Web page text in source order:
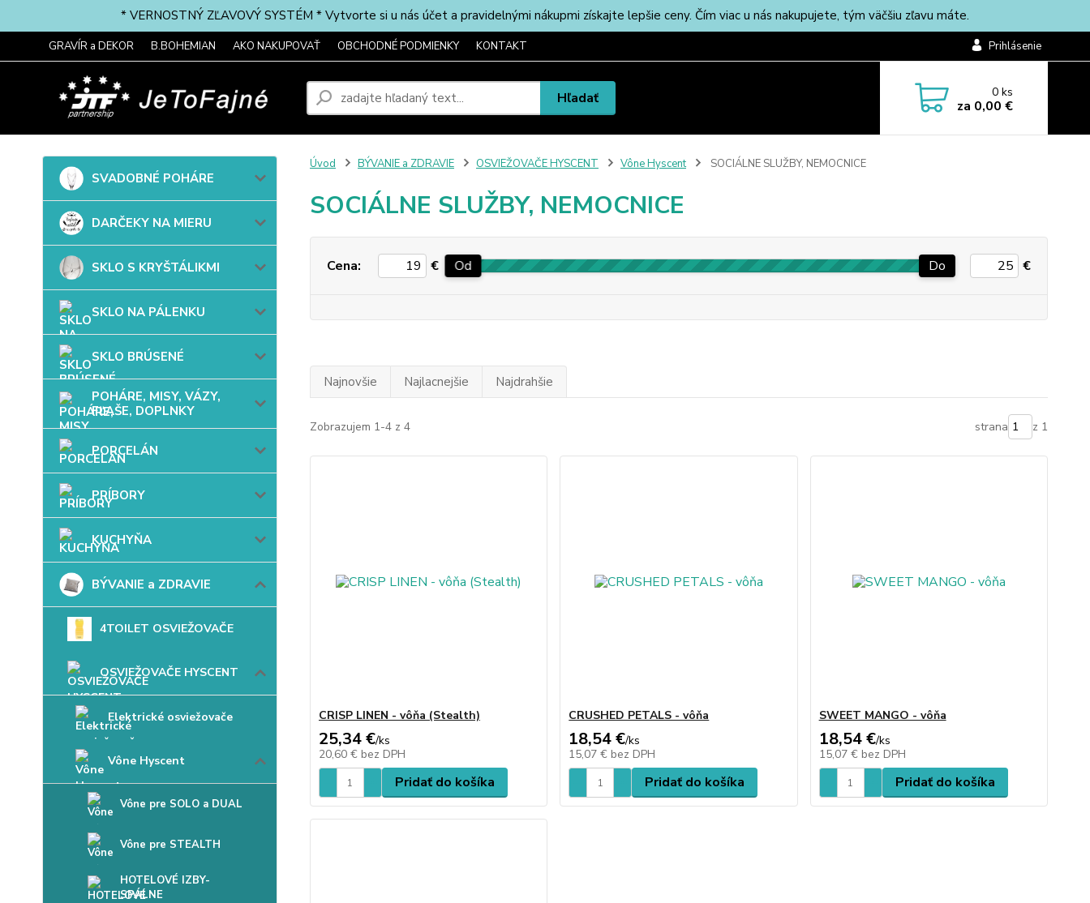
* VERNOSTNÝ ZĽAVOVÝ SYSTÉM * Vytvorte si u nás účet a pravidelnými nákupmi získajte lepšie ceny. Čím viac u nás nakupujete, tým väčšiu zľavu máte.
GRAVÍR a DEKOR B.BOHEMIAN AKO NAKUPOVAŤ OBCHODNÉ PODMIENKY KONTAKT Prihlásenie
Hľadať 0ks
za 0,00 €
SVADOBNÉ POHÁRE
DARČEKY NA MIERU
SKLO S KRYŠTÁLIKMI
SKLO NA PÁLENKU
SKLO BRÚSENÉ
POHÁRE, MISY, VÁZY,
FĽAŠE, DOPLNKY
PORCELÁN
PRÍBORY
KUCHYŇA
BÝVANIE a ZDRAVIE
4TOILET OSVIEŽOVAČE
OSVIEŽOVAČE HYSCENT
Elektrické osviežovače
Vône Hyscent
Vône pre SOLO a DUAL
Vône pre STEALTH
HOTELOVÉ IZBY-
SPÁLNE
Úvod BÝVANIE a ZDRAVIE OSVIEŽOVAČE HYSCENT Vône Hyscent SOCIÁLNE SLUŽBY, NEMOCNICE
SOCIÁLNE SLUŽBY, NEMOCNICE
Cena: € Od Do €
Najnovšie Najlacnejšie Najdrahšie
Zobrazujem 1-4 z 4 strana z 1
CRISP LINEN - vôňa (Stealth)
25,34 €/ks
20,60 € bez DPH
Pridať do košíka
CRUSHED PETALS - vôňa
18,54 €/ks
15,07 € bez DPH
Pridať do košíka
SWEET MANGO - vôňa
18,54 €/ks
15,07 € bez DPH
Pridať do košíka